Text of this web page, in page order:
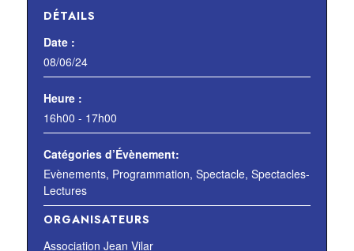
DÉTAILS
Date :
08/06/24
Heure :
16h00 - 17h00
Catégories d’Évènement:
Evènements, Programmation, Spectacle, Spectacles-
Lectures
ORGANISATEURS
Association Jean Vilar